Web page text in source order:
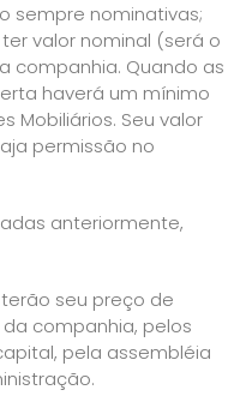
sempre nominativas;
valor nominal (será o
companhia. Quando as
haverá um mínimo
Mobiliários. Seu valor
permissão no
anteriormente,
seu preço de
companhia, pelos
pela assembléia